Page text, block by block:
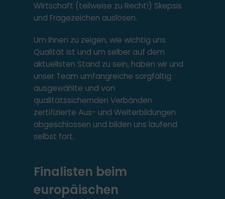
Wirtschaft (teilweise zu Recht!) Skepsis
und Fragezeichen auslösen.
Um Ihnen zu zeigen, wie wichtig uns
Qualität ist und um selber auf dem
aktuellsten Stand zu sein, haben wir und
unser Team umfangreiche sorgfältig
ausgewählte und von
qualitätssichernden Verbänden
zertifizierte Aus- und Weiterbildungen
abgeschlossen und bilden uns laufend
selbst fort.
Finalisten beim
europäischen